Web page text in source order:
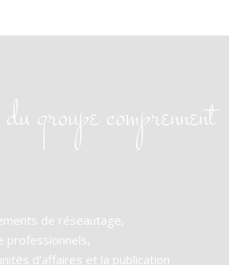
groupe comprennent
de réseautage,
professionnels,
d’affaires et la publication